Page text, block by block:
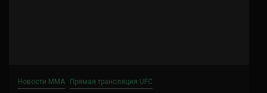
Новости ММА Прямая трансляция UFC